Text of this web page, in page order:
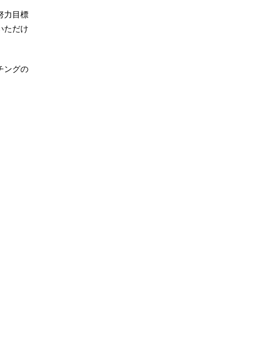
力目標
ただけ
ングの